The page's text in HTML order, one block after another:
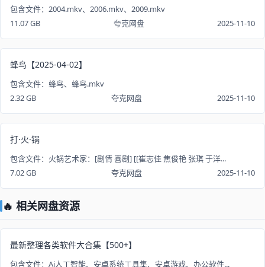
包含文件：2004.mkv、2006.mkv、2009.mkv
11.07 GB
夸克网盘 2025-11-10
蜂鸟【2025-04-02】
包含文件：蜂鸟、蜂鸟.mkv
2.32 GB
夸克网盘 2025-11-10
打·火·锅
包含文件：火锅艺术家：[剧情 喜剧] [[崔志佳 焦俊艳 张琪 于洋...
7.02 GB
夸克网盘 2025-11-10
🔥 相关网盘资源
最新整理各类软件大合集【500+】
包含文件：Ai人工智能、安卓系统工具集、安卓游戏、办公软件...